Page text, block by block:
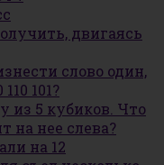
двигаясь
слово один,
101?
из 5 кубиков. Что
на нее слева?
на 12